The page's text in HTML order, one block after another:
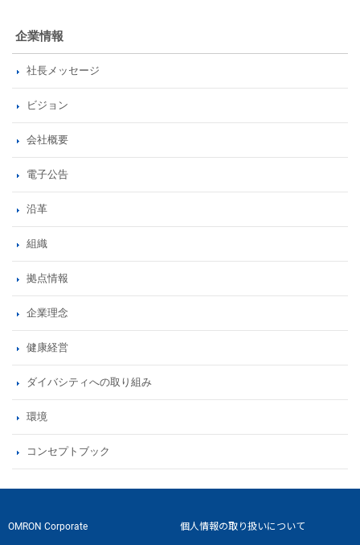
企業情報
社長メッセージ
ビジョン
会社概要
電子公告
沿革
組織
拠点情報
企業理念
健康経営
ダイバシティへの取り組み
環境
コンセプトブック
OMRON Corporate 個人情報の取り扱いについて